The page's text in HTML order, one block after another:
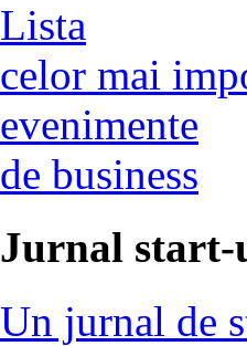
Lista
celor mai
evenimente
de business
Jurnal start-
Un jurnal de